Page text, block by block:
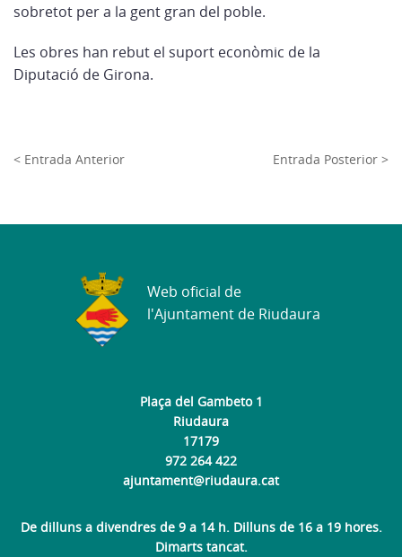
sobretot per a la gent gran del poble.
Les obres han rebut el suport econòmic de la
Diputació de Girona.
< Entrada Anterior Entrada Posterior >
Plaça del Gambeto 1
Riudaura
17179
972 264 422
ajuntament@riudaura.cat
De dilluns a divendres de 9 a 14 h. Dilluns de 16 a 19 hores.
Dimarts tancat.
Web oficial de
l'Ajuntament de Riudaura